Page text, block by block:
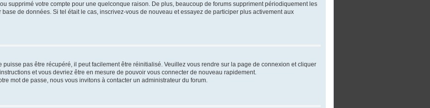
ou supprimé votre compte pour une quelconque raison. De plus, beaucoup de forums suppriment périodiquement les
de données. Si tel était le cas, inscrivez-vous de nouveau et essayez de participer plus activement aux
puisse pas être récupéré, il peut facilement être réinitialisé. Veuillez vous rendre sur la page de connexion et cliquer
et vous devriez être en mesure de pouvoir vous connecter de nouveau rapidement.
mot de passe, nous vous invitons à contacter un administrateur du forum.